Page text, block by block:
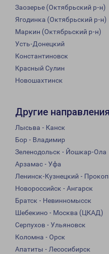
Заозерье (Октябрьский р-н)
Ягодинка (Октябрьский р-н)
Маркин (Октябрьский р-н)
Усть-Донецкий
Константиновск
Красный Сулин
Новошахтинск
Другие направления
Лысьва - Канск
Бор - Владимир
Зеленодольск - Йошкар-Ола
Арзамас - Уфа
Ленинск-Кузнецкий -
Новороссийск - Ангарск
Братск - Невинномысск
Шебекино - Москва (ЦКАД)
Серпухов - Ульяновск
Коломна - Орск
Апатиты - Лесосибирск